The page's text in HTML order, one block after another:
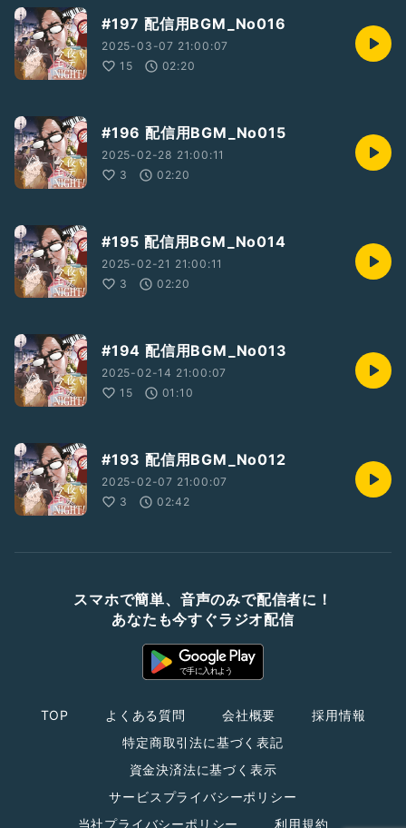
#197 配信用BGM_No016
2025-03-07 21:00:07
15
02:20
#196 配信用BGM_No015
2025-02-28 21:00:11
3
02:20
#195 配信用BGM_No014
2025-02-21 21:00:11
3
02:20
#194 配信用BGM_No013
2025-02-14 21:00:07
15
01:10
#193 配信用BGM_No012
2025-02-07 21:00:07
3
02:42
スマホで簡単、音声のみで配信者に！
あなたも今すぐラジオ配信
TOP よくある質問 会社概要
採用情報
特定商取引法に基づく表記
資金決済法に基づく表示
サービスプライバシーポリシー
当社プライバシーポリシー
利用規約